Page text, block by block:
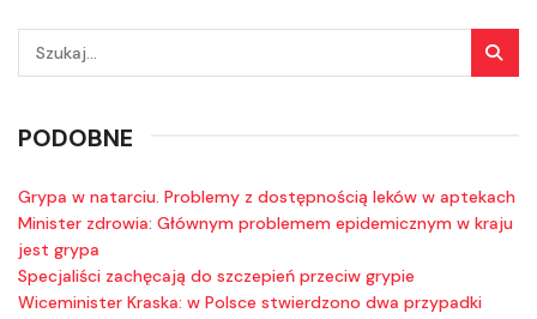
PODOBNE
Grypa w natarciu. Problemy z dostępnością leków w aptekach
Minister zdrowia: Głównym problemem epidemicznym w kraju
jest grypa
Specjaliści zachęcają do szczepień przeciw grypie
Wiceminister Kraska: w Polsce stwierdzono dwa przypadki